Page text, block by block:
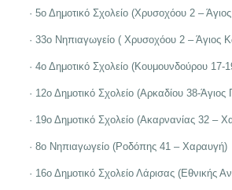
· 5ο Δημοτικό Σχολείο (Χρυσοχόου 2 –
· 33ο Νηπιαγωγείο ( Χρυσοχόου 2 – Άγιος
· 4ο Δημοτικό Σχολείο (Κουμουνδούρου 17-
· 12ο Δημοτικό Σχολείο (Αρκαδίου 38-Άγιος
· 19ο Δημοτικό Σχολείο (Ακαρνανίας 32 –
· 8ο Νηπιαγωγείο (Ροδόπης 41 – Χαραυγή)
· 16ο Δημοτικό Σχολείο Λάρισας (Εθνικής